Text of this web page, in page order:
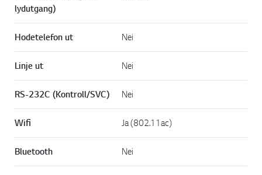
lydutgang)
Hodetelefon ut Nei
Linje ut Nei
RS-232C (Kontroll/SVC) Nei
Wifi Ja (802.11ac)
Bluetooth Nei